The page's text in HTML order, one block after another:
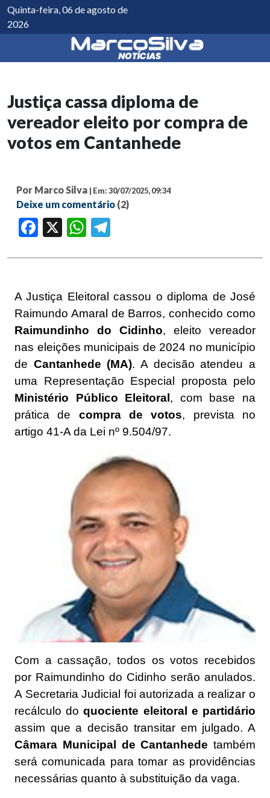
Quinta-feira, 06 de agosto de
2026
Justiça cassa diploma de
vereador eleito por compra de
votos em Cantanhede
Por Marco Silva | Em: 30/07/2025, 09:34
Deixe um comentário (2)
Facebook WhatsApp
A Justiça Eleitoral cassou o diploma de José
Raimundo Amaral de Barros, conhecido como
Raimundinho do Cidinho, eleito vereador
nas eleições municipais de 2024 no município
de Cantanhede (MA). A decisão atendeu a
uma Representação Especial proposta pelo
Ministério Público Eleitoral , com base na
prática de compra de votos, prevista no
artigo 41-A da Lei nº 9.504/97.
Com a cassação, todos os votos recebidos
por Raimundinho do Cidinho serão anulados.
A Secretaria Judicial foi autorizada a realizar o
recálculo doquociente eleitoral e partidário
assim que a decisão transitar em julgado. A
Câmara Municipal de Cantanhede também
será comunicada para tomar as providências
necessárias quanto à substituição da vaga.